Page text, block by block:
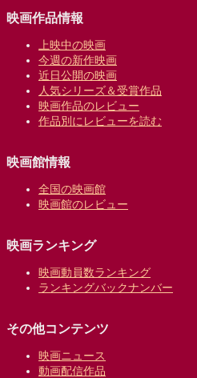
映画作品情報
上映中の映画
今週の新作映画
近日公開の映画
人気シリーズ＆受賞作品
映画作品のレビュー
作品別にレビューを読む
映画館情報
全国の映画館
映画館のレビュー
映画ランキング
映画動員数ランキング
ランキングバックナンバー
その他コンテンツ
映画ニュース
動画配信作品